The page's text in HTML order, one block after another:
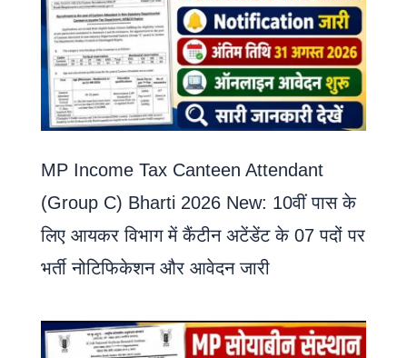
MP Income Tax Canteen Attendant
(Group C) Bharti 2026 New: 10वीं पास के
लिए आयकर विभाग में कैंटीन अटेंडेंट के 07 पदों पर
भर्ती नोटिफिकेशन और आवेदन जारी